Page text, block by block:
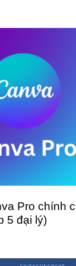
Douyin
thông tin